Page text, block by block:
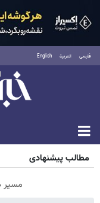
فارسی العربية English
پنجشنبه ۱۵ مرداد
مطالب پیشنهادی
مسیر